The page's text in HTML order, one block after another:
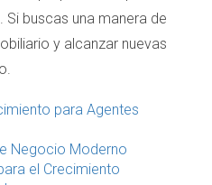
buscas una manera de
y alcanzar nuevas
para Agentes
Negocio Moderno
el Crecimiento